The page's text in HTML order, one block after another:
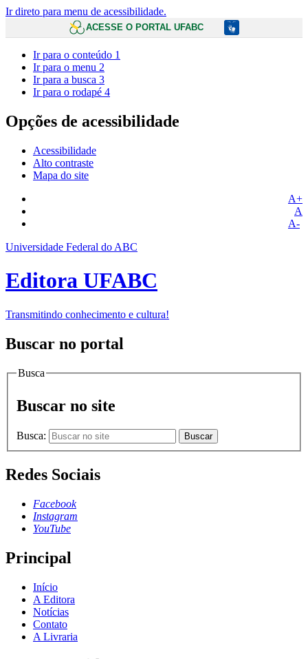
Ir direto para menu de acessibilidade.
ACESSE O PORTAL UFABC
Ir para o conteúdo 1
Ir para o menu 2
Ir para a busca 3
Ir para o rodapé 4
Opções de acessibilidade
Acessibilidade
Alto contraste
Mapa do site
A+
A
A-
Universidade Federal do ABC
Editora UFABC
Transmitindo conhecimento e cultura!
Buscar no portal
Busca
Buscar no site
Busca: Buscar
Redes Sociais
Facebook
Instagram
YouTube
Principal
Início
A Editora
Notícias
Contato
A Livraria